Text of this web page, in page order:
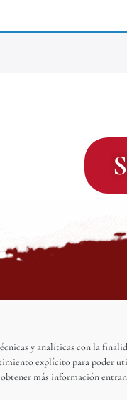
y analíticas con la
explícito para poder
más información